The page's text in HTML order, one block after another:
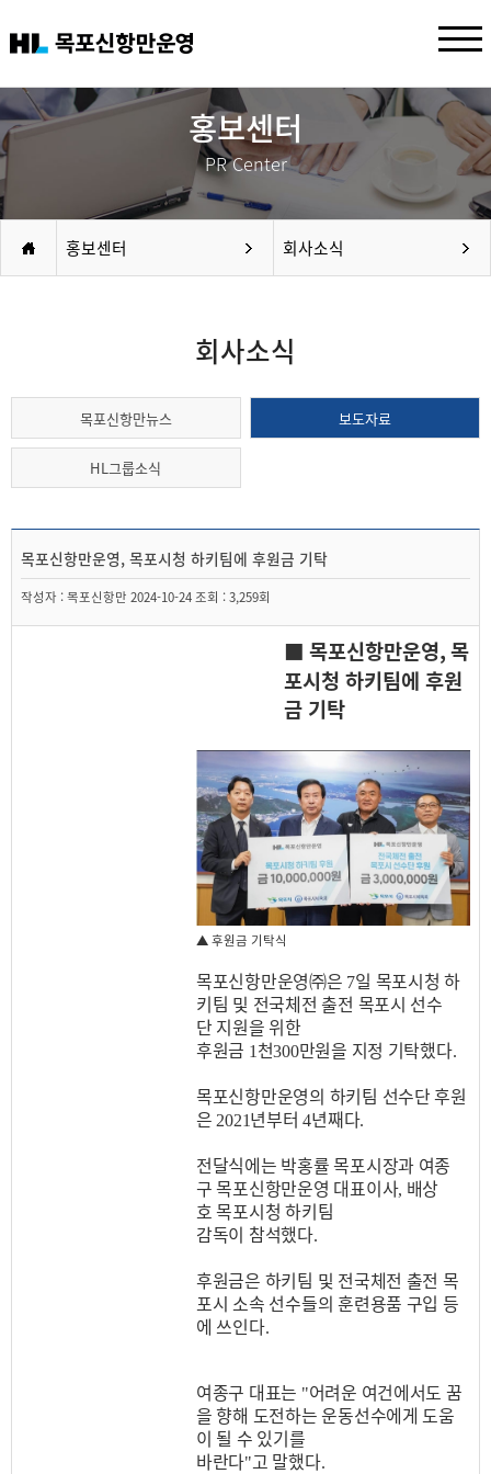
홍보센터
PR Center
홍보센터 회사소식
회사소식
목포신항만뉴스 보도자료
HL그룹소식
목포신항만운영, 목포시청 하키팀에 후원금 기탁
작성자 : 목포신항만 2024-10-24 조회 : 3,259회
■ 목포신항만운영,목
포시청 하키팀에 후원
금 기탁
▲ 후원금 기탁식
목포신항만운영㈜은 7일 목포시청 하
키팀 및 전국체전 출전 목포시 선수
단 지원을 위한
후원금 1 천300만원을 지정 기탁했다.
목포신항만운영의 하키팀 선수단후원
은 2021년부터 4년째다.
전달식에는 박홍률목포시장과 여종
구목포신항만운영 대표이사, 배상
호목포시청 하키팀
감독이 참석했다.
후원금은 하키팀 및 전국체전 출전 목
포시 소속 선수들의 훈련용품 구입 등
에 쓰인다.
여종구 대표는 "어려운 여건에서도 꿈
을 향해 도전하는운동선수에게 도움
이 될 수 있기를
바란다"고 말했다.